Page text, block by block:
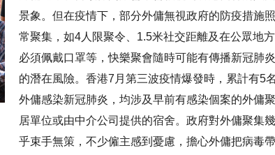
景象。但在疫情下，部分外傭無視政府的防疫措施照
常聚集，如4人限聚令、1.5米社交距離及在公眾地方
必須佩戴口罩等，快樂聚會隨時可能有傳播新冠肺炎
的潛在風險。香港7月第三波疫情爆發時，累計有5名
外傭感染新冠肺炎，均涉及早前有感染個案的外傭聚
居單位或由中介公司提供的宿舍。政府對外傭聚集幾
乎束手無策，不少僱主感到憂慮，擔心外傭把病毒帶